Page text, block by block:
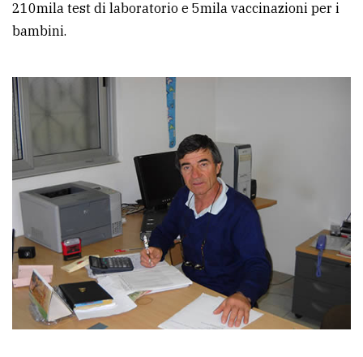
210mila test di laboratorio e 5mila vaccinazioni per i
bambini.